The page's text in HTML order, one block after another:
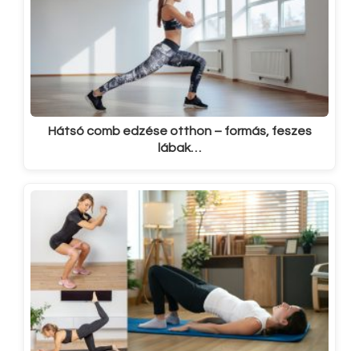
Hátsó comb edzése otthon – formás, feszes
lábak…